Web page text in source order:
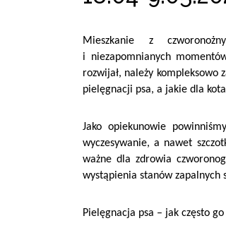
Mieszkanie z
i niezapomnianych
rozwijał, należy kompleksowo
pielęgnacji psa, a jakie dla
Jako opiekunowie
wyczesywanie, a nawet
ważne dla zdrowia
wystąpienia stanów zapalnych
Pielęgnacja psa – jak często